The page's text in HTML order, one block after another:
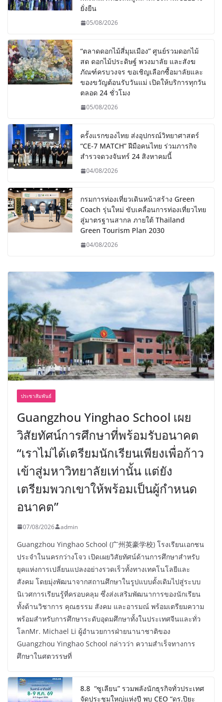
ยั่งยืน
05/08/2026
“ตลาดดอกไม้สี่มุมเมือง” ศูนย์รวมดอกไม้
สด ดอกไม้ประดิษฐ์ พวงมาลัย และสังฆ
ภัณฑ์ครบวงจร ขอเชิญเลือกซื้อมาลัยและ
ของขวัญต้อนรับวันแม่ เปิดให้บริการทุกวัน
ตลอด 24 ชั่วโมง
05/08/2026
ครั้งแรกของไทย ส่งอุปกรณ์วิทยาศาสตร์
“CE-7 MATCH” ฝีมือคนไทย ร่วมภารกิจ
สำรวจดวงจันทร์ 24 สิงหาคมนี้
04/08/2026
กรมการท่องเที่ยวเดินหน้าสร้าง Green
Coach รุ่นใหม่ ขับเคลื่อนการท่องเที่ยวไทย
สู่มาตรฐานสากล ภายใต้ Thailand
Green Tourism Plan 2030
04/08/2026
ประชาสัมพันธ์
Guangzhou Yinghao School เผย
วิสัยทัศน์การศึกษาที่พร้อมรับอนาคต
“เราไม่ได้เตรียมนักเรียนเพียงเพื่อก้าว
เข้าสู่มหาวิทยาลัยเท่านั้น แต่ยัง
เตรียมพวกเขาให้พร้อมเป็นผู้กำหนด
อนาคต”
07/08/2026 admin
Guangzhou Yinghao School (广州英豪学校) โรงเรียนเอกชน
ประจำในนครกว่างโจว เปิดเผยวิสัยทัศน์ด้านการศึกษาสำหรับ
ยุคแห่งการเปลี่ยนแปลงอย่างรวดเร็วทั้งทางเทคโนโลยีและ
สังคม โดยมุ่งพัฒนาจากสถานศึกษาในรูปแบบดั้งเดิมไปสู่ระบบ
นิเวศการเรียนรู้ที่ครอบคลุม ซึ่งส่งเสริมพัฒนาการของนักเรียน
ทั้งด้านวิชาการ คุณธรรม สังคม และอารมณ์ พร้อมเตรียมความ
พร้อมสำหรับการศึกษาระดับอุดมศึกษาทั้งในประเทศจีนและทั่ว
โลกMr. Michael Li ผู้อำนวยการฝ่ายนานาชาติของ
Guangzhou Yinghao School กล่าวว่า ความสำเร็จทางการ
ศึกษาในศตวรรษที่
8.8 “ซูเลียน” รวมพลังนักธุรกิจทั่วประเทศ
จัดประชุมใหญ่แห่งปี พบ CEO “ดร.ปิยะ